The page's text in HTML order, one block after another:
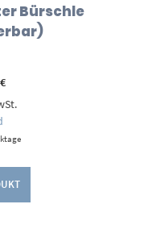
Bürschle
€Preisspanne:
bis